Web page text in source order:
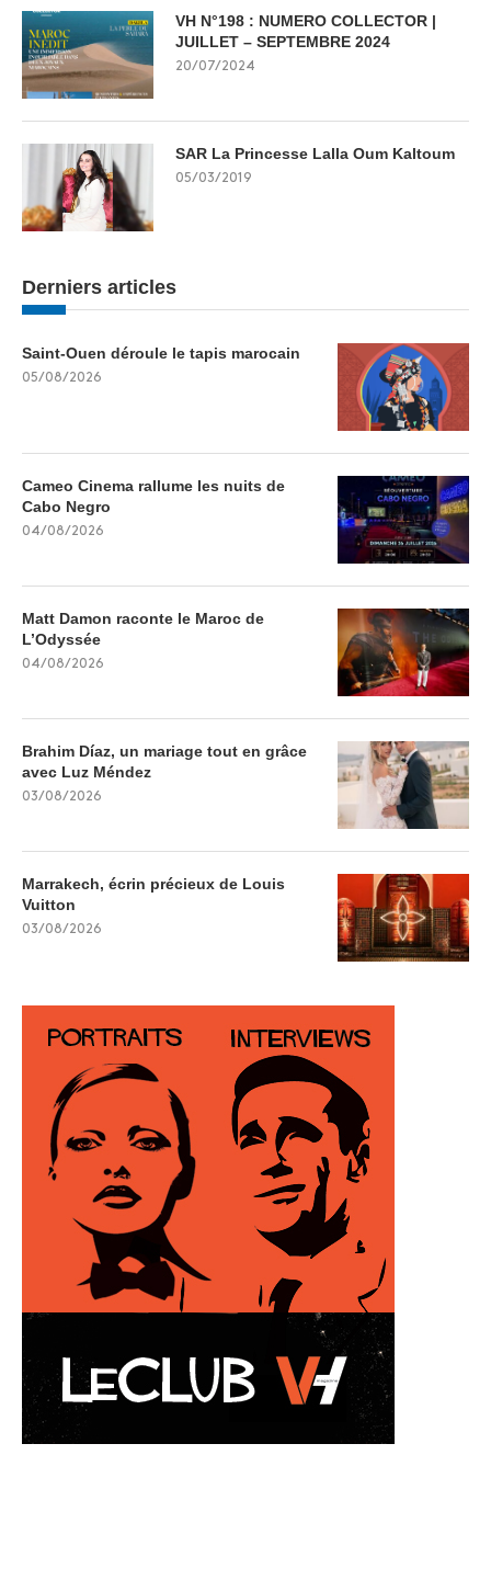
VH N°198 : NUMERO COLLECTOR |
JUILLET – SEPTEMBRE 2024
20/07/2024
SAR La Princesse Lalla Oum Kaltoum
05/03/2019
Derniers articles
Saint-Ouen déroule le tapis marocain
05/08/2026
Cameo Cinema rallume les nuits de
Cabo Negro
04/08/2026
Matt Damon raconte le Maroc de
L’Odyssée
04/08/2026
Brahim Díaz, un mariage tout en grâce
avec Luz Méndez
03/08/2026
Marrakech, écrin précieux de Louis
Vuitton
03/08/2026